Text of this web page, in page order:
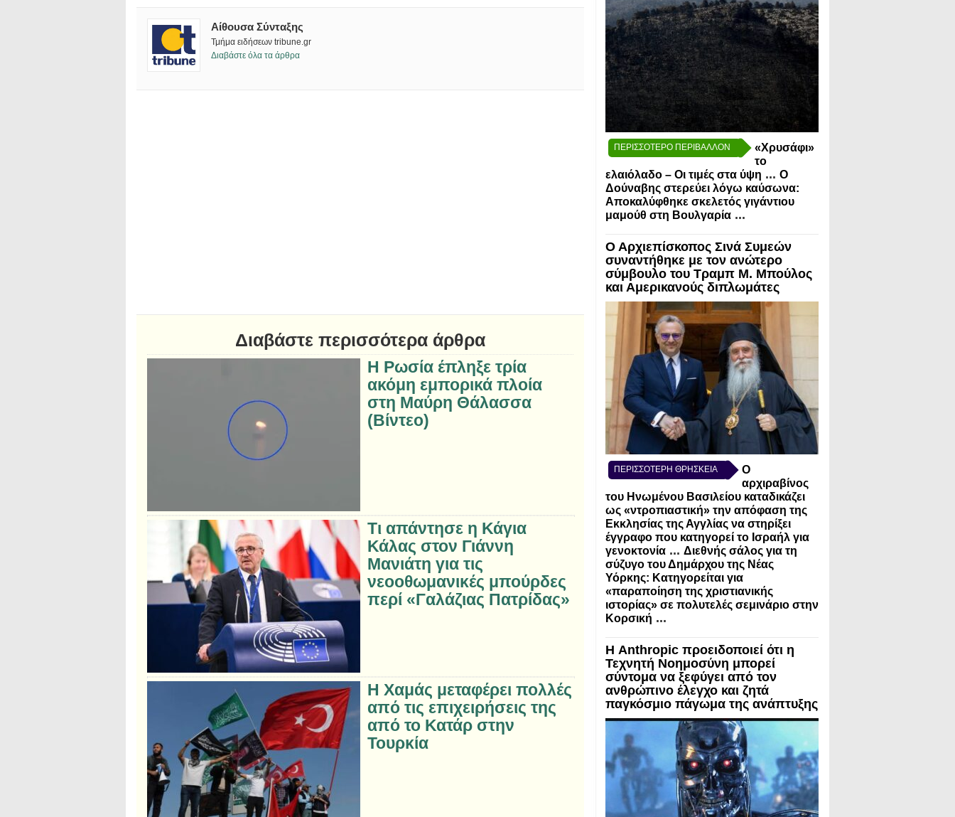
ΠΕΡΙΣΣΟΤΕΡΟ ΠΕΡΙΒΑΛΛΟΝ
«Χρυσάφι»
το
ελαιόλαδο – Οι τιμές στα ύψη ... Ο
Δούναβης στερεύει λόγω καύσωνα:
Αποκαλύφθηκε σκελετός γιγάντιου
μαμούθ στη Βουλγαρία ...
Ο Αρχιεπίσκοπος Σινά Συμεών
συναντήθηκε με τον ανώτερο
σύμβουλο του Τραμπ Μ. Μπούλος
και Αμερικανούς διπλωμάτες
ΠΕΡΙΣΣΟΤΕΡΗ ΘΡΗΣΚΕΙΑ
Ο
αρχιραβίνος
του Ηνωμένου Βασιλείου καταδικάζει
ως «ντροπιαστική» την απόφαση της
Εκκλησίας της Αγγλίας να στηρίξει
έγγραφο που κατηγορεί το Ισραήλ για
γενοκτονία ... Διεθνής σάλος για τη
σύζυγο του Δημάρχου της Νέας
Υόρκης: Κατηγορείται για
«παραποίηση της χριστιανικής
ιστορίας» σε πολυτελές σεμινάριο στην
Κορσική ...
Η Anthropic προειδοποιεί ότι η
Τεχνητή Νοημοσύνη μπορεί
σύντομα να ξεφύγει από τον
ανθρώπινο έλεγχο και ζητά
παγκόσμιο πάγωμα της ανάπτυξης
Αίθουσα Σύνταξης
Τμήμα ειδήσεων tribune.gr
Διαβάστε όλα τα άρθρα
Διαβάστε περισσότερα άρθρα
Η Ρωσία έπληξε τρία
ακόμη εμπορικά πλοία
στη Μαύρη Θάλασσα
(Βίντεο)
Τι απάντησε η Κάγια
Κάλας στον Γιάννη
Μανιάτη για τις
νεοοθωμανικές μπούρδες
περί «Γαλάζιας Πατρίδας»
Η Χαμάς μεταφέρει πολλές
από τις επιχειρήσεις της
από το Κατάρ στην
Τουρκία